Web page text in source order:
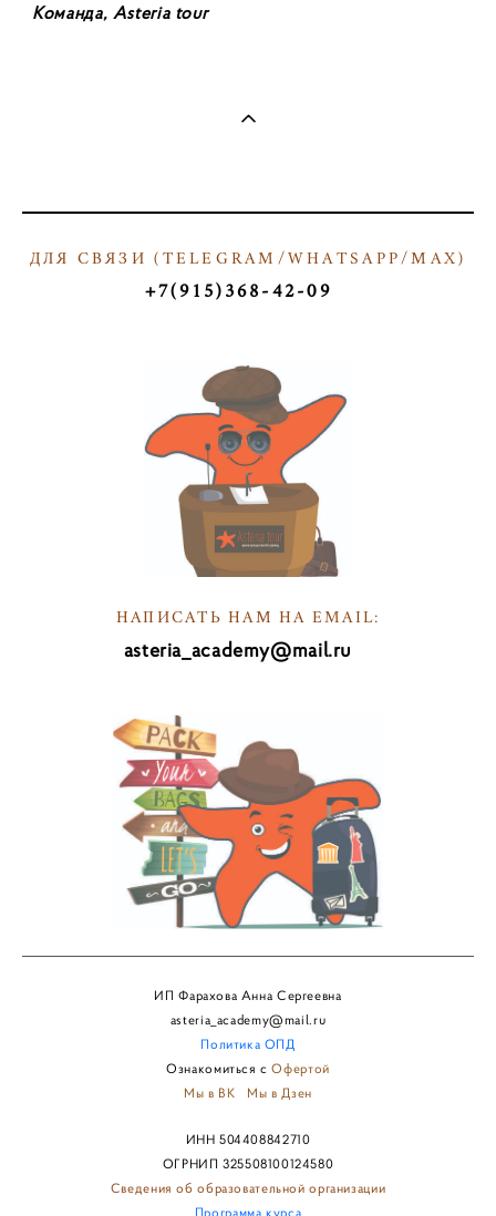
Команда, Asteria tour
ДЛЯ СВЯЗИ ( TELEGRAM/WHATSAPP/МАX)
+7(915)368-42-09
НАПИСАТЬ НАМ НА EMAIL:
asteria_academy@mail.ru
ИП Фарахова Анна Сергеевна
asteria_academy@mail.ru
Политика ОПД
Ознакомиться сОфертой
Мы в ВК
Мы в Дзен
ИНН 504408842710
ОГРНИП 325508100124580
Сведения об образовательной организации
Программа курса